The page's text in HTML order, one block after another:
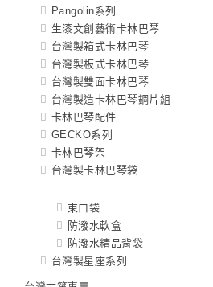
Pangolin系列
生漆文創藝術卡林巴琴
台灣製箱式卡林巴琴
台灣製板式卡林巴琴
台灣製雙面卡林巴琴
台灣製造卡林巴琴鋼片組
卡林巴琴配件
GECKO系列
卡林巴琴架
台灣製卡林巴琴袋
束口袋
防潑水軟盒
防潑水精品背袋
台灣製星座系列